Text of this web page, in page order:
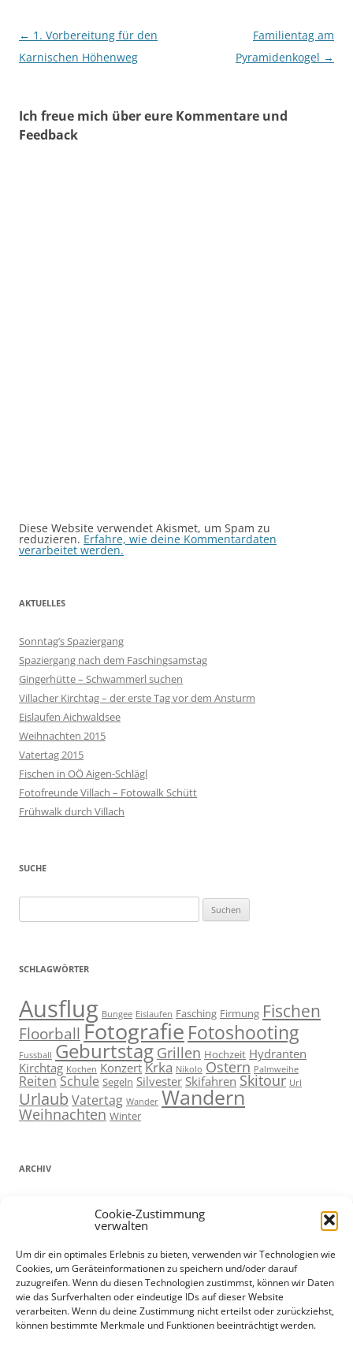
Cookie-Zustimmung
verwalten
Um dir ein optimales Erlebnis zu bieten, verwenden wir Technologien wie
Cookies, um Geräteinformationen zu speichern und/oder darauf
zuzugreifen. Wenn du diesen Technologien zustimmst, können wir Daten
wie das Surfverhalten oder eindeutige IDs auf dieser Website
verarbeiten. Wenn du deine Zustimmung nicht erteilst oder zurückziehst,
können bestimmte Merkmale und Funktionen beeinträchtigt werden.
Beitragsnavigation
← 1. Vorbereitung für den
Karnischen Höhenweg
Familientag am
Pyramidenkogel →
Ich freue mich über eure Kommentare und
Feedback
Diese Website verwendet Akismet, um Spam zu
reduzieren. Erfahre, wie deine Kommentardaten
verarbeitet werden.
AKTUELLES
Sonntag’s Spaziergang
Spaziergang nach dem Faschingsamstag
Gingerhütte – Schwammerl suchen
Villacher Kirchtag – der erste Tag vor dem Ansturm
Eislaufen Aichwaldsee
Weihnachten 2015
Vatertag 2015
Fischen in OÖ Aigen-Schlägl
Fotofreunde Villach – Fotowalk Schütt
Frühwalk durch Villach
SUCHE
nach:
SCHLAGWÖRTER
Ausflug Bungee Eislaufen Fasching Firmung Fischen
Floorball Fotografie Fotoshooting
Fussball Geburtstag Grillen Hochzeit Hydranten
Kirchtag Kochen Konzert Krka Nikolo Ostern Palmweihe
Reiten Schule Segeln Silvester Skifahren Skitour Url
Urlaub Vatertag Wander Wandern
Weihnachten Winter
ARCHIV
ADMIN
Anmelden
Eintrags-Feed